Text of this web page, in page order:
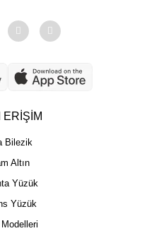
ERİŞİM
Bilezik
Altın
Yüzük
Yüzük